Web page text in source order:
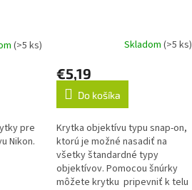
(>5 ks)
pre
Nikon.
Skladom (>5 ks)
€5,19
Do košíka
Krytka objektívu typu snap-on,
ktorú je možné nasadiť na
všetky štandardné typy
objektívov. Pomocou šnúrky
môžete krytku pripevniť k telu